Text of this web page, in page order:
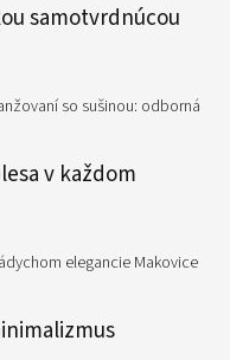
samotvrdnúcou
so sušinou: odborná
v každom
elegancie Makovice